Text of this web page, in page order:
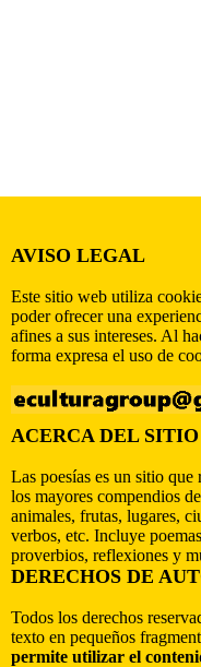
AVISO LEGAL
Este sitio web utiliza
poder ofrecer una
afines a sus intereses. Al
forma expresa el uso de
ACERCA DEL SITIO
Las poesías es un sitio que
los mayores compendios
animales, frutas, lugares,
verbos, etc. Incluye
proverbios, reflexiones y
DERECHOS DE
Todos los derechos
texto en pequeños
permite utilizar el